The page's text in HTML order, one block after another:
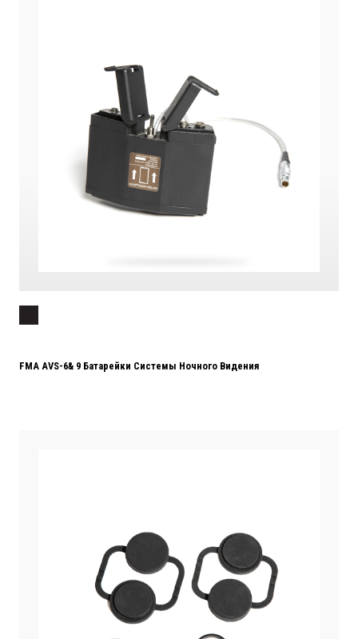
FMA AVS-6& 9 Батарейки Системы Ночного Видения